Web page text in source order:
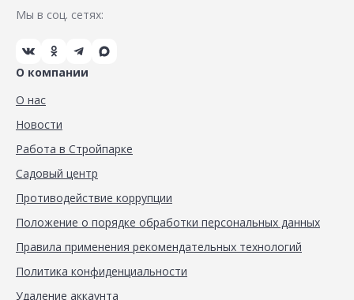
Мы в соц. сетях:
О компании
О нас
Новости
Работа в Стройпарке
Садовый центр
Противодействие коррупции
Положение о порядке обработки персональных данных
Правила применения рекомендательных технологий
Политика конфиденциальности
Удаление аккаунта